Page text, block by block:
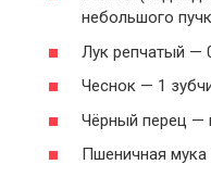
небольшого
Лук репчатый —
Чеснок — 1
Чёрный перец —
Пшеничная мука